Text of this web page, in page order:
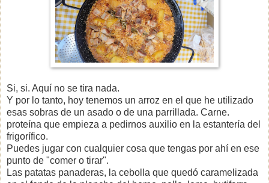
Si, si. Aquí no se tira nada.
Y por lo tanto, hoy tenemos un arroz en el que he utilizado
esas sobras de un asado o de una parrillada. Carne.
proteína que empieza a pedirnos auxilio en la estantería del
frigorífico.
Puedes jugar con cualquier cosa que tengas por ahí en ese
punto de "comer o tirar".
Las patatas panaderas, la cebolla que quedó caramelizada